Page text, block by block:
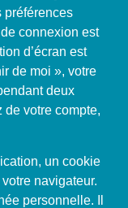
préférences
connexion est
d’écran est
de moi », votre
deux
votre compte,
un cookie
navigateur.
personnelle. Il